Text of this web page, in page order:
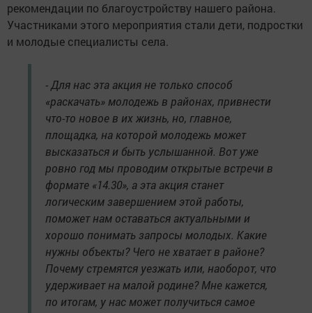
рекомендации по благоустройству нашего района.
Участниками этого мероприятия стали дети, подростки
и молодые специалисты села.
- Для нас эта акция не только способ
«раскачать» молодежь в районах, привнести
что-то новое в их жизнь, но, главное,
площадка, на которой молодежь может
высказаться и быть услышанной. Вот уже
ровно год мы проводим открытые встречи в
формате «14.30», а эта акция станет
логическим завершением этой работы,
поможет нам оставаться актуальными и
хорошо понимать запросы молодых. Какие
нужны объекты? Чего не хватает в районе?
Почему стремятся уезжать или, наоборот, что
удерживает на малой родине? Мне кажется,
по итогам, у нас может получиться самое